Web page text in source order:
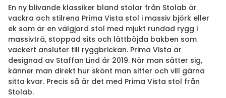
En ny blivande klassiker bland stolar från Stolab är
vackra och stilrena Prima Vista stol i massiv björk eller
ek som är en välgjord stol med mjukt rundad rygg i
massivträ, stoppad sits och lättböjda bakben som
vackert ansluter till ryggbrickan. Prima Vista är
designad av Staffan Lind år 2019. När man sätter sig,
känner man direkt hur skönt man sitter och vill gärna
sitta kvar. Precis så är det med Prima Vista stol från
Stolab.